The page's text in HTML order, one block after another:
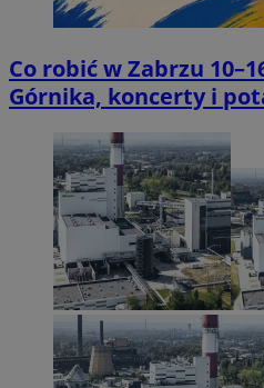
Co robić w Zabrzu
Górnika, koncerty i